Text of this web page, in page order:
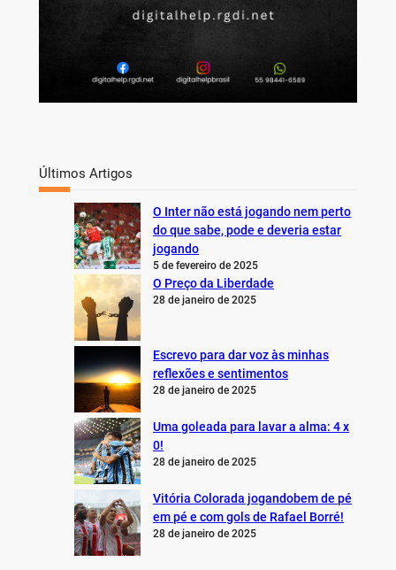
Últimos Artigos
O Inter não está jogando nem perto
do que sabe, pode e deveria estar
jogando
5 de fevereiro de 2025
O Preço da Liberdade
28 de janeiro de 2025
Escrevo para dar voz às minhas
reflexões e sentimentos
28 de janeiro de 2025
Uma goleada para lavar a alma: 4 x
0!
28 de janeiro de 2025
Vitória Colorada jogandobem de pé
em pé e com gols de Rafael Borré!
28 de janeiro de 2025